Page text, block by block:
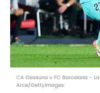
CA Osasuna v FC Barcelona -
Arce/GettyImages